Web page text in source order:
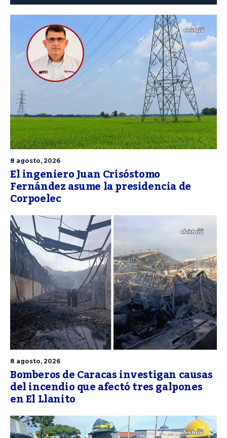
8 agosto, 2026
El ingeniero Juan Crisóstomo
Fernández asume la presidencia de
Corpoelec
8 agosto, 2026
Bomberos de Caracas investigan causas
del incendio que afectó tres galpones
en El Llanito